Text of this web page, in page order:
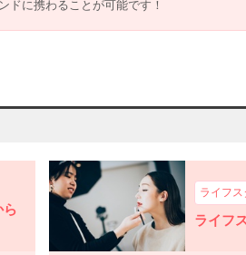
ドに携わることが可能です！
ら
ライフ
ライフ